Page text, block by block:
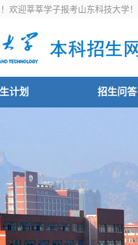
欢迎莘莘学子报考山东科技大学！
计划 招生问答